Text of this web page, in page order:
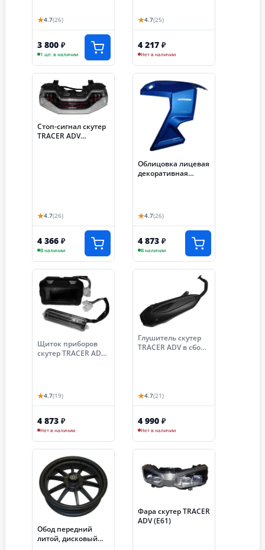
★4.7(26)
3 800 ₽
1 шт. в наличии
★4.7(25)
4 217 ₽
Нет в наличии
Стоп-сигнал скутер
TRACER ADV
★4.7(26)
4 366 ₽
В наличии
Облицовка лицевая
декоративная
★4.7(26)
4 873 ₽
В наличии
Щиток приборов
скутер TRACER ADV
★4.7(19)
4 873 ₽
Нет в наличии
Глушитель скутер
TRACER ADV в сборе
★4.7(21)
4 990 ₽
Нет в наличии
Обод передний
литой, дисковый
Фара скутер TRACER
ADV (Е61)